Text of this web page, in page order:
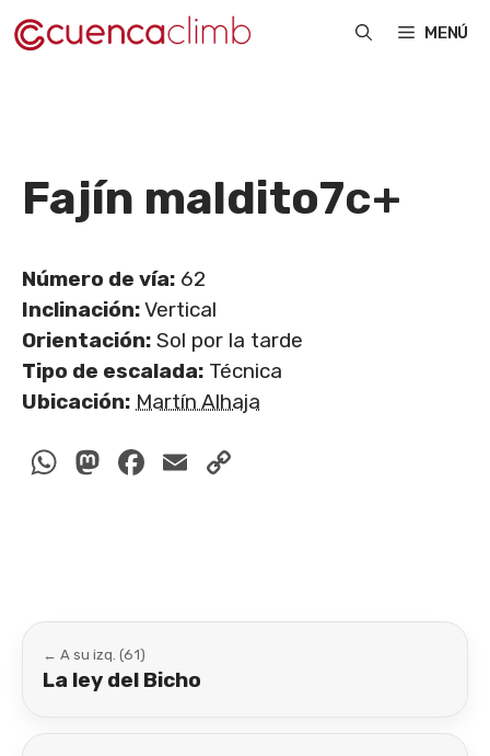
Saltar
al
MENÚ
Fajín maldito7c+
Número de vía: 62
Inclinación:Vertical
Orientación: Sol por la tarde
Tipo de escalada: Técnica
Ubicación: Martín Alhaja
WhatsApp
Mastodon
Facebook
Email
← A su izq. (61)
La ley del Bicho